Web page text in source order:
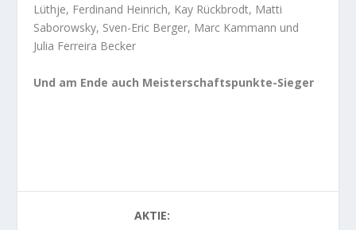
Lüthje, Ferdinand Heinrich, Kay Rückbrodt, Matti
Saborowsky, Sven-Eric Berger, Marc Kammann und
Julia Ferreira Becker
Und am Ende auch Meisterschaftspunkte-Sieger
AKTIE: